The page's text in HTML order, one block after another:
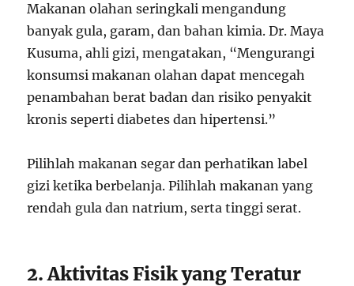
Makanan olahan seringkali mengandung
banyak gula, garam, dan bahan kimia. Dr. Maya
Kusuma, ahli gizi, mengatakan, “Mengurangi
konsumsi makanan olahan dapat mencegah
penambahan berat badan dan risiko penyakit
kronis seperti diabetes dan hipertensi.”
Pilihlah makanan segar dan perhatikan label
gizi ketika berbelanja. Pilihlah makanan yang
rendah gula dan natrium, serta tinggi serat.
2. Aktivitas Fisik yang Teratur